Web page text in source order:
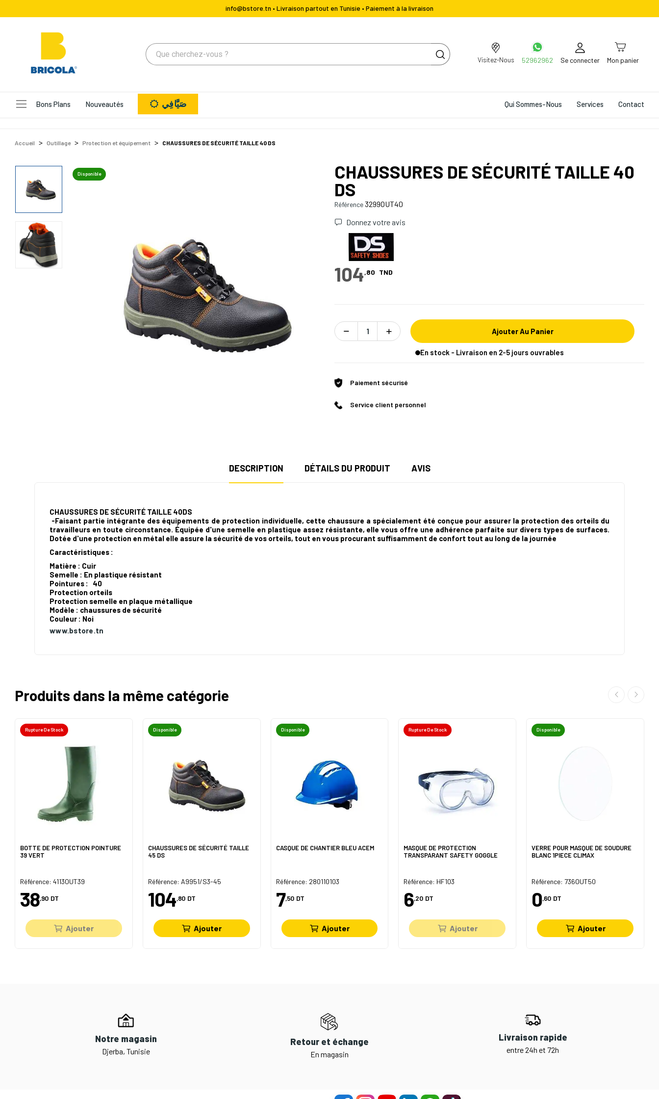
info@bstore.tn • Livraison partout en Tunisie • Paiement à la livraison
Visitez-Nous 52962962 Se connecter Mon panier
Bons Plans Nouveautés Qui Sommes-Nous Services Contact صَيَّافِي
Accueil Outillage Protection et équipement CHAUSSURES DE SÉCURITÉ TAILLE 40 DS
Disponible
CHAUSSURES DE SÉCURITÉ TAILLE 40
DS
Référence3299OUT40
Donnez votre avis
104,80 TND
Ajouter Au Panier
En stock - Livraison en 2-5 jours ouvrables
Paiement sécurisé
Service client personnel
DESCRIPTION DÉTAILS DU PRODUIT AVIS
CHAUSSURES DE SÉCURITÉ TAILLE 40DS
-Faisant partie intégrante des équipements de protection individuelle, cette chaussure a spécialement été conçue pour assurer la protection des orteils du
travailleurs en toute circonstance. Équipée d'une semelle en plastique assez résistante, elle vous offre une adhérence parfaite sur divers types de surfaces.
Dotée d'une protection en métal elle assure la sécurité de vos orteils, tout en vous procurant suffisamment de confort tout au long de la journée
Caractéristiques :
Matière : Cuir
Semelle : En plastique résistant
Pointures : 40
Protection orteils
Protection semelle en plaque métallique
Modèle : chaussures de sécurité
Couleur : Noi
www.bstore.tn
Produits dans la même catégorie
Rupture De Stock
BOTTE DE PROTECTION POINTURE
39 VERT
Référence: 4113OUT39
38,90 DT
Ajouter
Disponible
CHAUSSURES DE SÉCURITÉ TAILLE
45 DS
Référence: A9951/S3-45
104,80 DT
Ajouter
Disponible
CASQUE DE CHANTIER BLEU ACEM
Référence: 280110103
7,50 DT
Ajouter
Rupture De Stock
MASQUE DE PROTECTION
TRANSPARANT SAFETY GOGGLE
Référence: HF103
6,20 DT
Ajouter
Disponible
VERRE POUR MASQUE DE SOUDURE
BLANC 1PIECE CLIMAX
Référence: 736OUT50
0,60 DT
Ajouter
Notre magasin
Djerba, Tunisie
Retour et échange
En magasin
Livraison rapide
entre 24h et 72h